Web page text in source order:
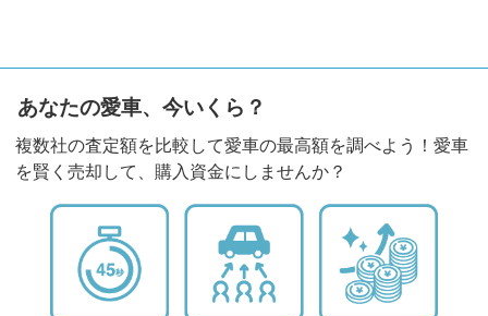
あなたの愛車、今いくら？
複数社の査定額を比較して愛車の最高額を調べよう！愛車
を賢く売却して、購入資金にしませんか？